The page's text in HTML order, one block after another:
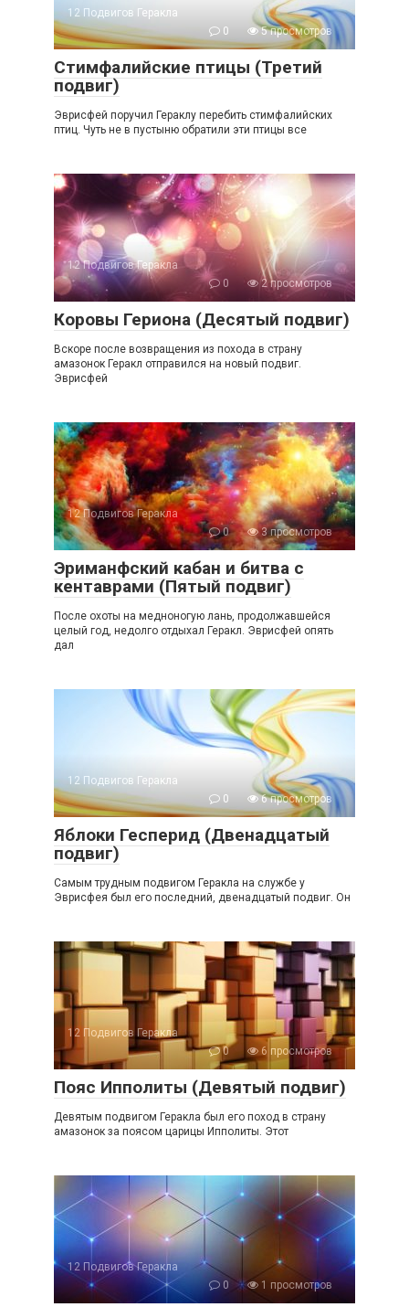
12 Подвигов Геракла
0
5 просмотров
Стимфалийские птицы (Третий
подвиг)
Эврисфей поручил Гераклу перебить стимфалийских
птиц. Чуть не в пустыню обратили эти птицы все
12 Подвигов Геракла
0
2 просмотров
Коровы Гериона (Десятый подвиг)
Вскоре после возвращения из похода в страну
амазонок Геракл отправился на новый подвиг.
Эврисфей
12 Подвигов Геракла
0
3 просмотров
Эриманфский кабан и битва с
кентаврами (Пятый подвиг)
После охоты на медноногую лань, продолжавшейся
целый год, недолго отдыхал Геракл. Эврисфей опять
дал
12 Подвигов Геракла
0
6 просмотров
Яблоки Гесперид (Двенадцатый
подвиг)
Самым трудным подвигом Геракла на службе у
Эврисфея был его последний, двенадцатый подвиг. Он
12 Подвигов Геракла
0
6 просмотров
Пояс Ипполиты (Девятый подвиг)
Девятым подвигом Геракла был его поход в страну
амазонок за поясом царицы Ипполиты. Этот
12 Подвигов Геракла
0
1 просмотров